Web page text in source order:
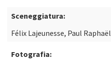
Sceneggiatura:
Félix Lajeunesse, Paul Raphaël
Fotografia: